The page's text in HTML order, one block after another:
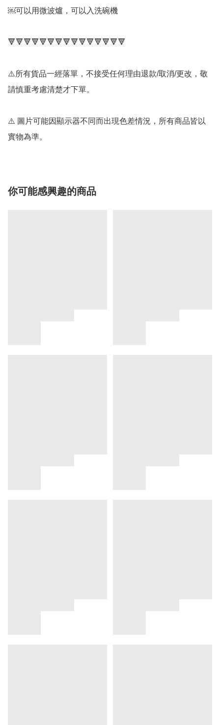
￼可以用微波爐，可以入洗碗機
🔻🔻🔻🔻🔻🔻🔻🔻🔻🔻🔻🔻🔻🔻🔻
⚠️所有貨品一經落單，不接受任何理由退款/取消/更改，敬
請慎重考慮清楚才下單。
⚠️ 圖片可能因顯示器不同而出現色差情況，所有商品皆以
實物為準。
你可能感興趣的商品